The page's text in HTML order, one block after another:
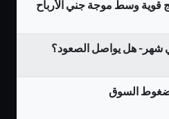
شهر- هل يواصل الصعود؟
السوق